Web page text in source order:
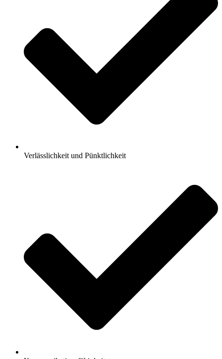
Verlässlichkeit und Pünktlichkeit